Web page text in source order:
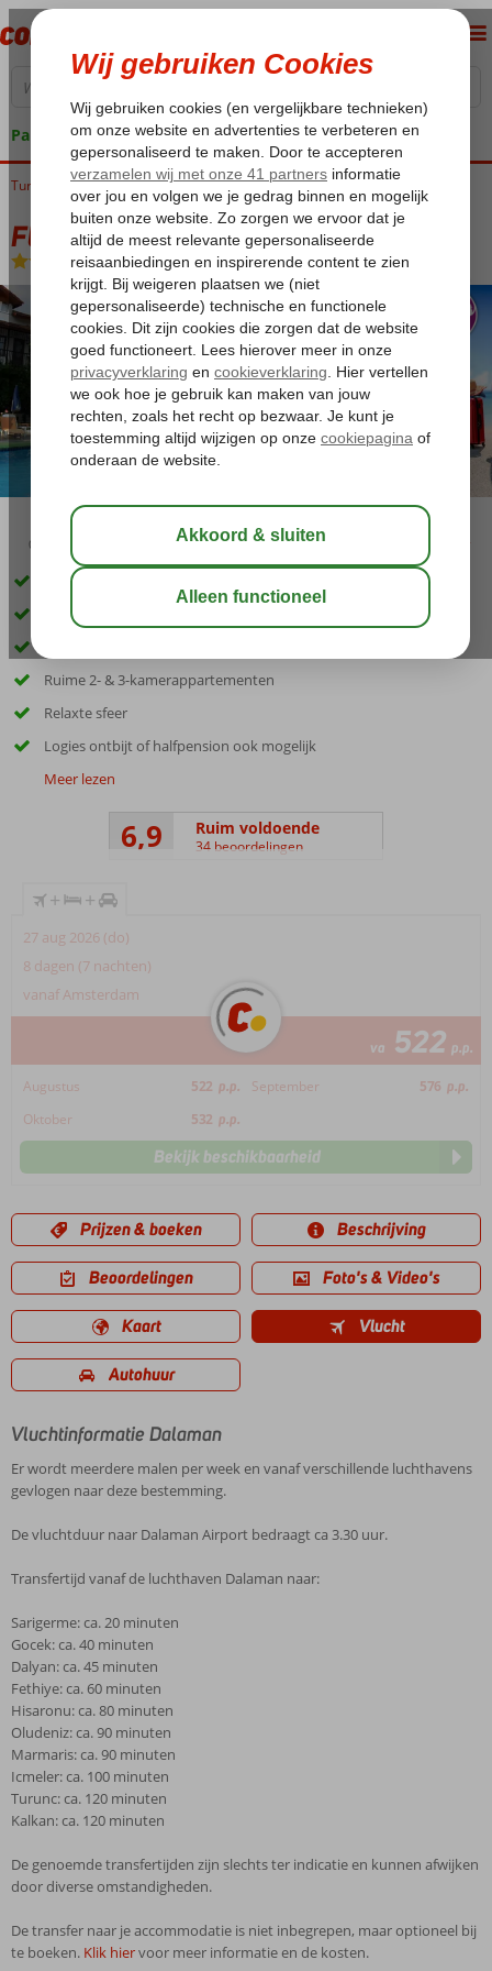
Pakketgarantie
Home
Turkije Egeische kust Dalyan Fly & Go Villa Ozalp
Fly & Go Villa Ozalp
Logies-Appartement
03:30 aug 33°C
Inclusief huurauto
Toplocatie vlakbij het centrum en de haven
Ruime 2- & 3-kamerappartementen
Relaxte sfeer
Logies ontbijt of halfpension ook mogelijk
Meer lezen
6,9 Ruim voldoende
34 beoordelingen
+ +
27 aug 2026 (do)
8 dagen (7 nachten)
vanaf Amsterdam
va 522 p.p.
Augustus 522 p.p. September 576 p.p.
Oktober
532 p.p.
Bekijk beschikbaarheid
Prijzen & boeken Beschrijving
Beoordelingen Foto's & Video's
Kaart Vlucht
Autohuur
Vluchtinformatie Dalaman
Er wordt meerdere malen per week en vanaf verschillende luchthavens
gevlogen naar deze bestemming.
De vluchtduur naar Dalaman Airport bedraagt ca 3.30 uur.
Transfertijd vanaf de luchthaven Dalaman naar:
Sarigerme: ca. 20 minuten
Gocek: ca. 40 minuten
Dalyan: ca. 45 minuten
Fethiye: ca. 60 minuten
Hisaronu: ca. 80 minuten
Oludeniz: ca. 90 minuten
Marmaris: ca. 90 minuten
Icmeler: ca. 100 minuten
Turunc: ca. 120 minuten
Kalkan: ca. 120 minuten
De genoemde transfertijden zijn slechts ter indicatie en kunnen afwijken
door diverse omstandigheden.
De transfer naar je accommodatie is niet inbegrepen, maar optioneel bij
te boeken. Klik hiervoor meer informatie en de kosten.